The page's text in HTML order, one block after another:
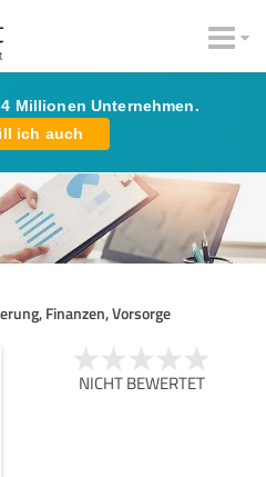
Millionen Unternehmen.
ich auch
Finanzen, Vorsorge
NICHT BEWERTET